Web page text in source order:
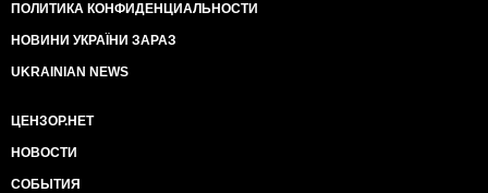
ПОЛИТИКА КОНФИДЕНЦИАЛЬНОСТИ
НОВИНИ УКРАЇНИ ЗАРАЗ
UKRAINIAN NEWS
ЦЕНЗОР.НЕТ
НОВОСТИ
СОБЫТИЯ